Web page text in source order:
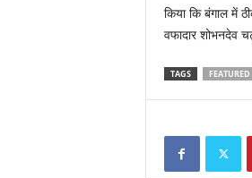
किया कि बंगाल में
वफादार शोभनदेव
TAGS FEATURED